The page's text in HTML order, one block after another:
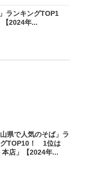
ランキングTOP1
2024年...
山県で人気のそば」ラ
グTOP10！ 1位は
本店」【2024年...